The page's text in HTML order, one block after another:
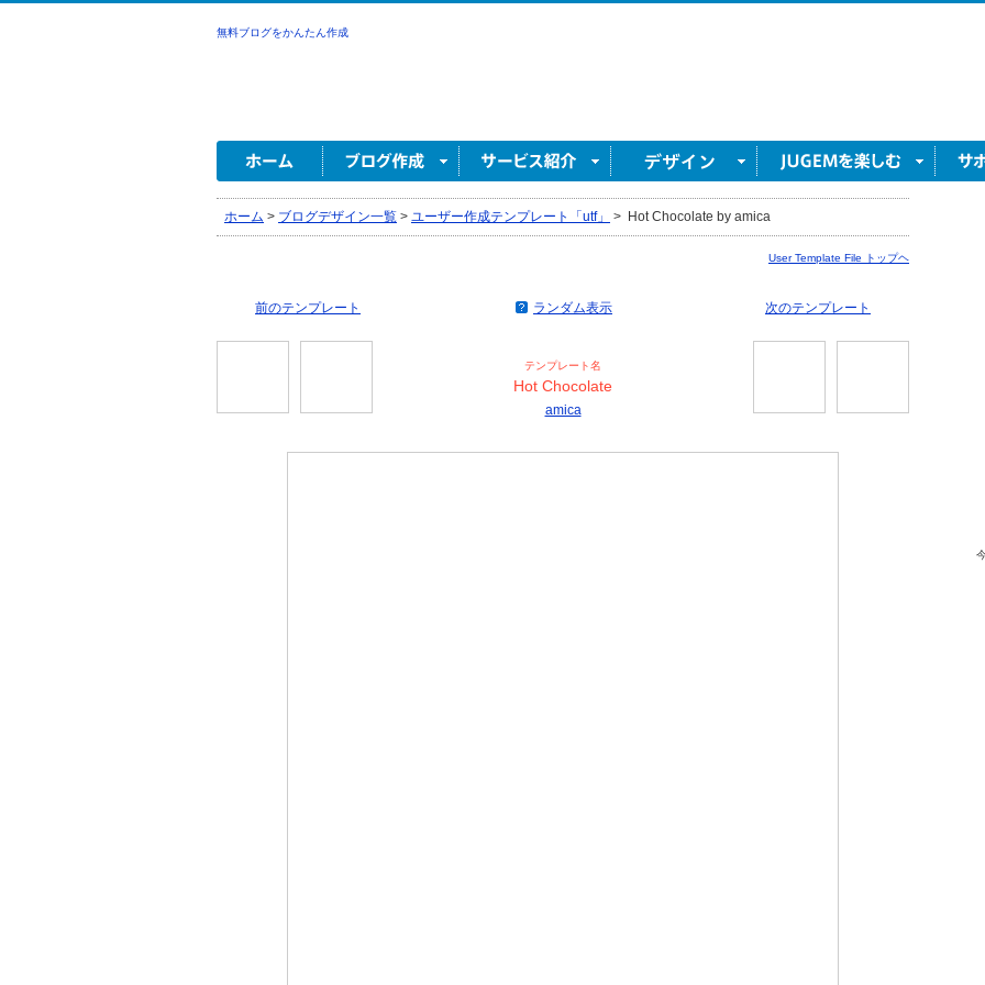
無料ブログをかんたん作成
ホーム > ブログデザイン一覧 > ユーザー作成テンプレート「utf」 > Hot Chocolate by amica
User Template File トップヘ
前のテンプレート 次のテンプレート
ランダム表示
テンプレート名
Hot Chocolate
amica